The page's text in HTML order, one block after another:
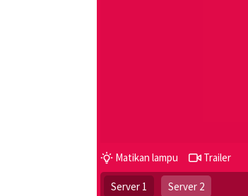
Matikan lampu Trailer
Server 1 Server 2